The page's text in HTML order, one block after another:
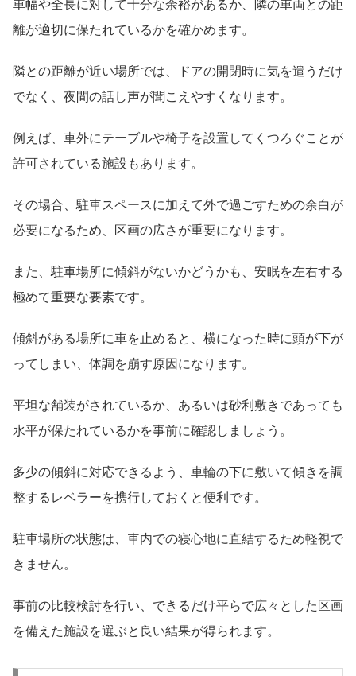
車幅や全長に対して十分な余裕があるか、隣の車両との距
離が適切に保たれているかを確かめます。
隣との距離が近い場所では、ドアの開閉時に気を遣うだけ
でなく、夜間の話し声が聞こえやすくなります。
例えば、車外にテーブルや椅子を設置してくつろぐことが
許可されている施設もあります。
その場合、駐車スペースに加えて外で過ごすための余白が
必要になるため、区画の広さが重要になります。
また、駐車場所に傾斜がないかどうかも、安眠を左右する
極めて重要な要素です。
傾斜がある場所に車を止めると、横になった時に頭が下が
ってしまい、体調を崩す原因になります。
平坦な舗装がされているか、あるいは砂利敷きであっても
水平が保たれているかを事前に確認しましょう。
多少の傾斜に対応できるよう、車輪の下に敷いて傾きを調
整するレベラーを携行しておくと便利です。
駐車場所の状態は、車内での寝心地に直結するため軽視で
きません。
事前の比較検討を行い、できるだけ平らで広々とした区画
を備えた施設を選ぶと良い結果が得られます。